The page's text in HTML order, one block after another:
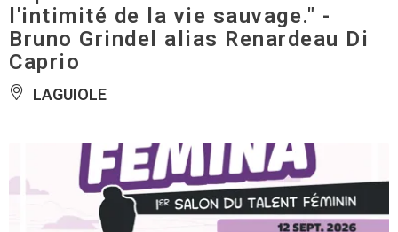
l'intimité de la vie sauvage." -
Bruno Grindel alias Renardeau Di
Caprio
LAGUIOLE